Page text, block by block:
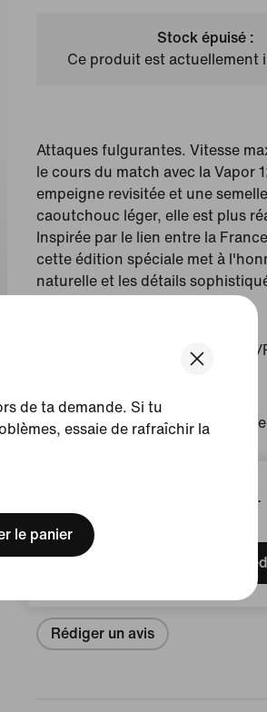
We think you are in United States.
Update your location?
de ta demande. Si tu
essaie de rafraîchir la
le panier
Stock épuisé :
Ce produit est actuellement
Attaques fulgurantes. Vitesse
le cours du match avec la Vapor
empeigne revisitée et une
caoutchouc léger, elle est plus
Inspirée par le lien entre la
cette édition spéciale met à
naturelle et les détails
Pearl Pink/
Pays/Région d'origine : Chine
Avis (erreur)
Rédiger un avis